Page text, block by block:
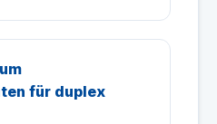
für duplex